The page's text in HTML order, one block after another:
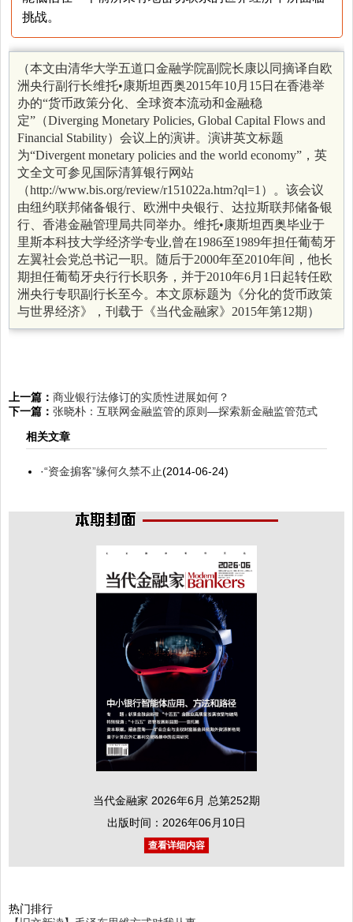
挑战。
（本文由清华大学五道口金融学院副院长康以同摘译自欧
洲央行副行长维托•康斯坦西奥2015年10月15日在香港举
办的“货币政策分化、全球资本流动和金融稳
定”（Diverging Monetary Policies, Global Capital Flows and
Financial Stability）会议上的演讲。演讲英文标题
为“Divergent monetary policies and the world economy”，英
文全文可参见国际清算银行网站
（http://www.bis.org/review/r151022a.htm?ql=1）。该会议
由纽约联邦储备银行、欧洲中央银行、达拉斯联邦储备银
行、香港金融管理局共同举办。维托•康斯坦西奥毕业于
里斯本科技大学经济学专业,曾在1986至1989年担任葡萄牙
左翼社会党总书记一职。随后于2000年至2010年间，他长
期担任葡萄牙央行行长职务，并于2010年6月1日起转任欧
洲央行专职副行长至今。本文原标题为《分化的货币政策
与世界经济》，刊载于《当代金融家》 2015年第12期 ）
上一篇： 商业银行法修订的实质性进展如何？
下一篇： 张晓朴：互联网金融监管的原则—探索新金融监管范式
相关文章
·“资金掮客”缘何久禁不止(2014-06-24)
当代金融家 2026年6月 总第252期
出版时间：2026年06月10日
查看详细内容
热门排行